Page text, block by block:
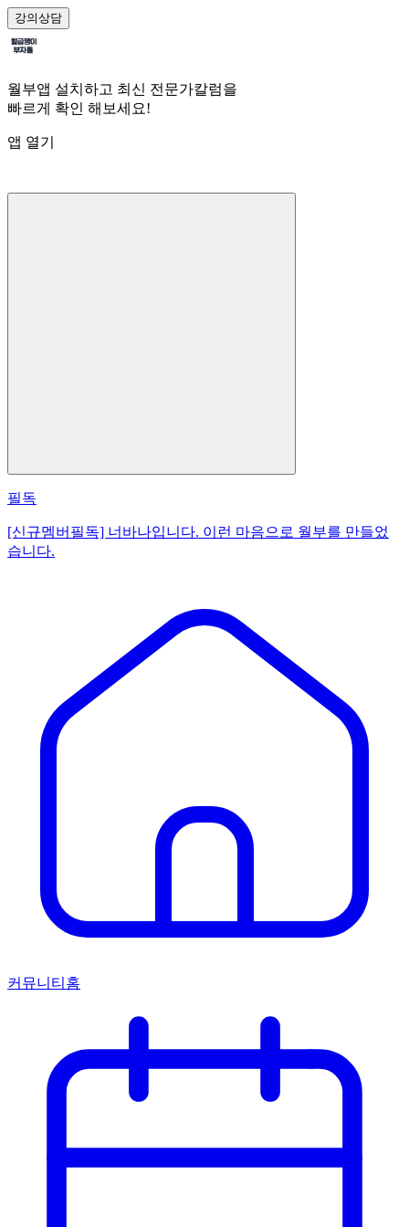
강의상담
월부앱 설치하고 최신 전문가칼럼을
빠르게 확인 해보세요!
앱 열기
필독
[신규멤버필독] 너바나입니다. 이런 마음으로 월부를 만들었
습니다.
커뮤니티홈